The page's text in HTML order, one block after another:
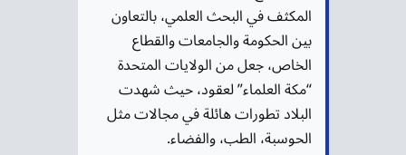
المكثف في البحث العلمي، بالتعاون
بين الحكومة والجامعات والقطاع
الخاص، جعل من الولايات المتحدة
“مكة العلماء” لعقود، حيث شهدت
البلاد تطورات هائلة في مجالات مثل
الحوسبة، الطب، والفضاء.​